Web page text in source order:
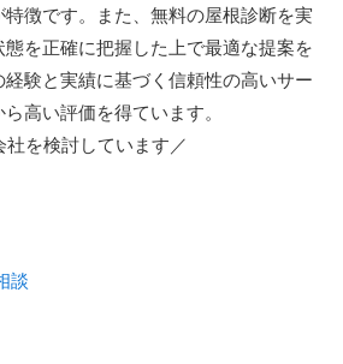
徴です。また、無料の屋根診断を実
を正確に把握した上で最適な提案を
験と実績に基づく信頼性の高いサー
高い評価を得ています。
社を検討しています／
談